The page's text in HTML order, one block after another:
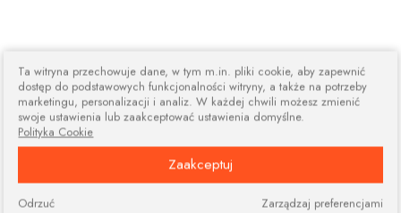
Ta witryna przechowuje dane, w tym m.in. pliki cookie, aby zapewnić
dostęp do podstawowych funkcjonalności witryny, a także na potrzeby
marketingu, personalizacji i analiz. W każdej chwili możesz zmienić
swoje ustawienia lub zaakceptować ustawienia domyślne.
Polityka Cookie
Zaakceptuj
Zarządzaj preferencjami
Odrzuć